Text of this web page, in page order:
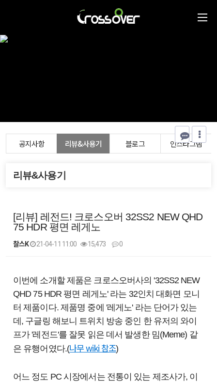
공지사항 리뷰&사용기 블로그 인스타그램
리뷰&사용기
[리뷰] 레전드! 크로스오버 32SS2 NEW QHD
75 HDR 평면 레게노
찰스K 21-04-11 11:00 15,473 0
이번에 소개할 제품은 크로스오버사의 '32SS2 NEW
QHD 75 HDR 평면 레게노' 라는 32인치 대화면 모니
터 제품이다. 제품명 중에 '레게노' 라는 단어가 있는
데, 구글링 해보니 트위치 방송 중인 한 유저의 와이
프가 '레전드'를 잘못 읽은 데서 발생한 밈(Meme) 같
은 유행어였다.(나무 wiki 참조)
어느 정도 PC 시장에서는 전통이 있는 제조사가, 이